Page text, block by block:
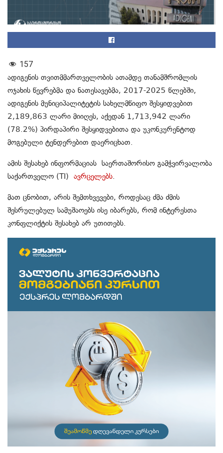
157
ადიგენის თვითმმართველობის ათამდე თანამშრომლის
ოჯახის წევრებმა და ნათესავებმა, 2017-2025 წლებში,
ადიგენის მუნიციპალიტეტის სახელმწიფო შესყიდვებით
2,189,863 ლარი მიიღეს, აქედან 1,713,942 ლარი
(78.2%) პირდაპირი შესყიდვებითა და უკონკურენტოდ
მოგებული ტენდერებით დაერიცხათ.
ამის შესახებ ინფორმაციას საერთაშორისო გამჭვირვალობა
საქართველო (TI) ავრცელებს.
მათ ცნობით, არის შემთხვევები, როდესაც ძმა ძმის
შესრულებულ სამუშაოებს ისე იბარებს, რომ ინტერესთა
კონფლიქტის შესახებ არ უთითებს.